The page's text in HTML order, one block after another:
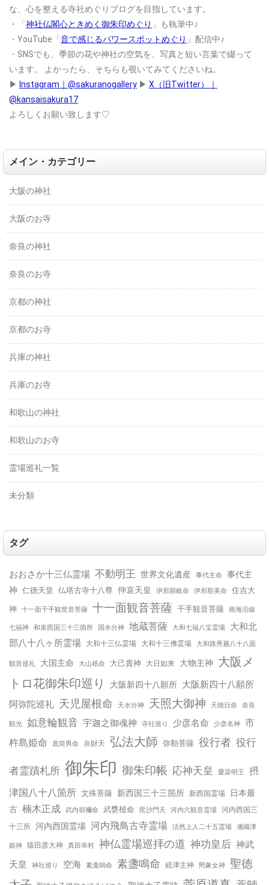
な、心を整える寺社めぐりブログを目指しています。
・「 神社仏閣心ときめく御朱印めぐり 」も執筆中♪
・YouTube「 音で感じるパワースポットめぐり 」配信中♪
・SNSでも、季節の花や神社の空気を、写真と短い言葉で綴って
います。
よかったら、そちらも覗いてみてくださいね。
▶ Instagram｜@sakuranogallery ▶ X（旧Twitter）｜
@kansaisakura17
よろしくお願い致します♡
メイン・カテゴリー
大阪の神社
大阪のお寺
奈良の神社
奈良のお寺
京都の神社
京都のお寺
兵庫の神社
兵庫のお寺
和歌山の神社
和歌山のお寺
霊場巡礼一覧
未分類
タグ
おおさか十三仏霊場 不動明王 世界文化遺産 事代主命
事代主
神 仁徳天皇 仏塔古寺十八尊 仲哀天皇 伊邪那岐命 伊邪那美命 住吉大
神 十一面千手観世音菩薩 十一面観音菩薩 千手観音菩薩 南海沿線
七福神 和泉西国三十三箇所 国水分神 地蔵菩薩 大和七福八宝霊場
大和北
部八十八ヶ所霊場
大和十三仏霊場 大和十三佛霊場 大和路秀麗八十八面
観音巡礼 大国主命 大山祇命 大己貴神 大日如来 大物主神
大阪メ
トロ花御朱印巡り
大阪新四十八願所 大阪新四十八願所
阿弥陀巡礼 天児屋根命 天水分神 天照大御神 天穂日命 奈良
観光 如意輪観音 宇迦之御魂神 寺社巡り 少彦名命 少彦名神 市
杵島姫命
底筒男命 弁財天 弘法大師 弥勒菩薩 役行者 役行
者霊蹟札所 御朱印 御朱印帳 応神天皇 愛染明王
摂
津国八十八箇所 文殊菩薩 新西国三十三箇所 新西国霊場
日本最
古 楠木正成 武内宿禰命 武甕槌命 毘沙門天 河内六観音霊場
河内西国三
十三所 河内西国霊場 河内飛鳥古寺霊場 法然上人二十五霊場 瀬織津
姫神 猿田彦大神 真田幸村 神仏霊場巡拝の道 神功皇后 神武
天皇
神社巡り 空海 素戔嗚命 素盞鳴命 経津主神 罔象女神
聖徳